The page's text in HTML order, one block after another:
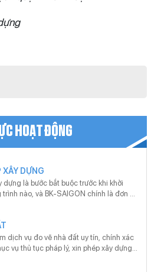
HOẠT ĐỘNG
XÂY DỰNG
dựng là bước bắt buộc trước khi khởi
nào, và BK-SAIGON chính là đơn vị
trình từ nhà ở riêng lẻ, nhà phố đến dự
cam kết hỗ trợ trọn gói từ khâu tư vấn,
và theo dõi tiến trình để khách hàng
dịch vụ đo vẽ nhà đất uy tín, chính xác
vụ thủ tục pháp lý, xin phép xây dựng